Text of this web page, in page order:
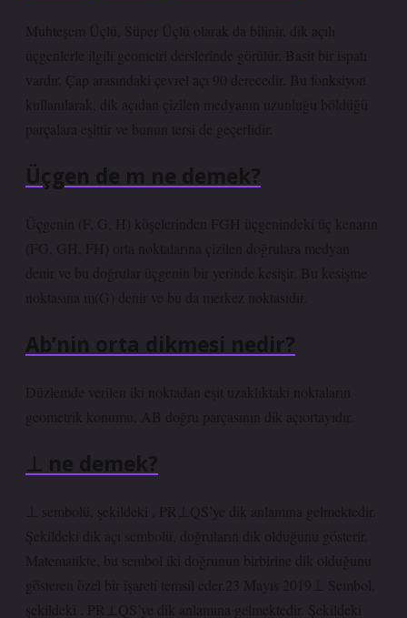
Muhteşem Üçlü, Süper Üçlü olarak da bilinir, dik açılı
üçgenlerle ilgili geometri derslerinde görülür. Basit bir ispatı
vardır. Çap arasındaki çevrel açı 90 derecedir. Bu fonksiyon
kullanılarak, dik açıdan çizilen medyanın uzunluğu böldüğü
parçalara eşittir ve bunun tersi de geçerlidir.
Üçgen de m ne demek?
Üçgenin (F, G, H) köşelerinden FGH üçgenindeki üç kenarın
(FG, GH, FH) orta noktalarına çizilen doğrulara medyan
denir ve bu doğrular üçgenin bir yerinde kesişir. Bu kesişme
noktasına m(G) denir ve bu da merkez noktasıdır.
Ab’nin orta dikmesi nedir?
Düzlemde verilen iki noktadan eşit uzaklıktaki noktaların
geometrik konumu, AB doğru parçasının dik açıortayıdır.
⊥ ne demek?
⊥ sembolü, şekildeki . PR⊥QS’ye dik anlamına gelmektedir.
Şekildeki dik açı sembolü, doğruların dik olduğunu gösterir.
Matematikte, bu sembol iki doğrunun birbirine dik olduğunu
gösteren özel bir işareti temsil eder.23 Mayıs 2019⊥ Sembol,
şekildeki . PR⊥QS’ye dik anlamına gelmektedir. Şekildeki